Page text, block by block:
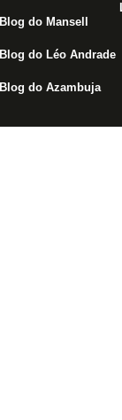
Blog do Mansell
Blog do Léo Andrade
Blog do Azambuja